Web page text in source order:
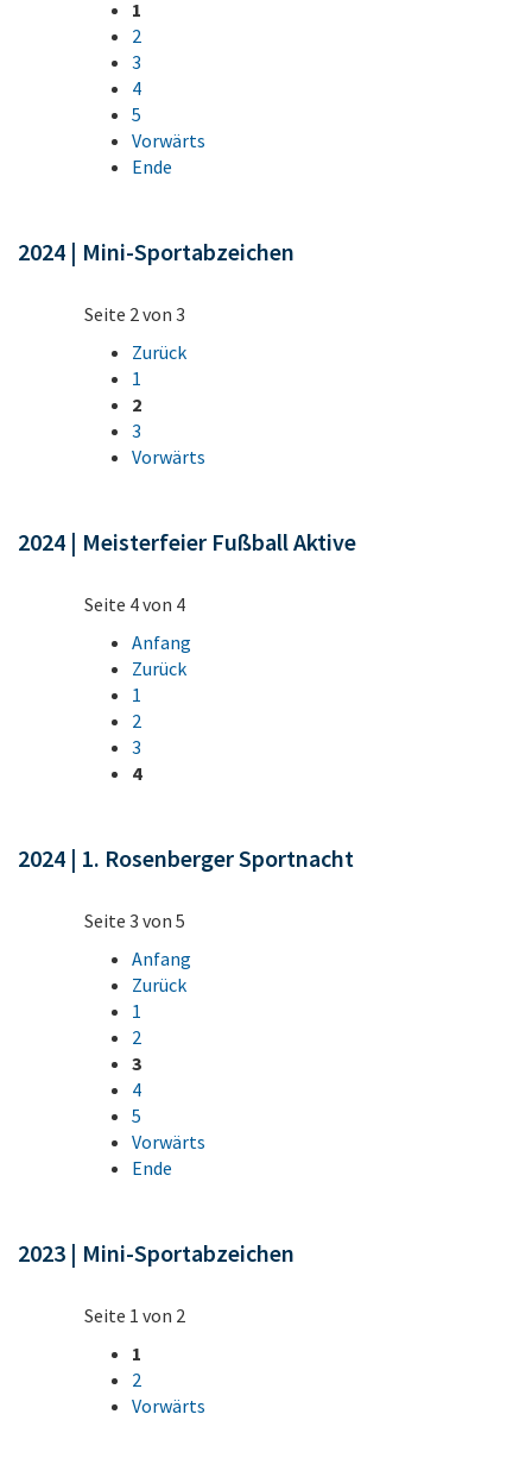
1
2
3
4
5
Vorwärts
Ende
2024 | Mini-Sportabzeichen
Seite 2 von 3
Zurück
1
2
3
Vorwärts
2024 | Meisterfeier Fußball Aktive
Seite 4 von 4
Anfang
Zurück
1
2
3
4
2024 | 1. Rosenberger Sportnacht
Seite 3 von 5
Anfang
Zurück
1
2
3
4
5
Vorwärts
Ende
2023 | Mini-Sportabzeichen
Seite 1 von 2
1
2
Vorwärts